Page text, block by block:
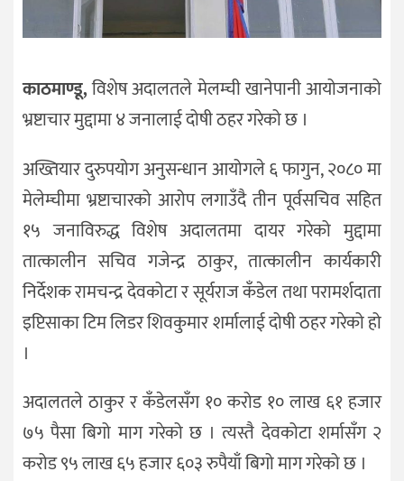
काठमाण्डू,विशेष अदालतले मेलम्ची खानेपानी आयोजनाको
भ्रष्टाचार मुद्दामा ४ जनालाई दोषी ठहर गरेको छ ।
अख्तियार दुरुपयोग अनुसन्धान आयोगले ६ फागुन, २०८० मा
मेलेम्चीमा भ्रष्टाचारको आरोप लगाउँदै तीन पूर्वसचिव सहित
१५ जनाविरुद्ध विशेष अदालतमा दायर गरेको मुद्दामा
तात्कालीन सचिव गजेन्द्र ठाकुर, तात्कालीन कार्यकारी
निर्देशक रामचन्द्र देवकोटा र सूर्यराज कँडेल तथा परामर्शदाता
इप्टिसाका टिम लिडर शिवकुमार शर्मालाई दोषी ठहर गरेको हो
।
अदालतले ठाकुर र कँडेलसँग १० करोड १० लाख ६१ हजार
७५ पैसा बिगो माग गरेको छ । त्यस्तै देवकोटा शर्मासँग २
करोड ९५ लाख ६५ हजार ६०३ रुपैयाँ बिगो माग गरेको छ ।